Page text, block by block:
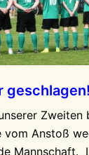
geschlagen!
Zweiten
vom Anstoß
Mannschaft.